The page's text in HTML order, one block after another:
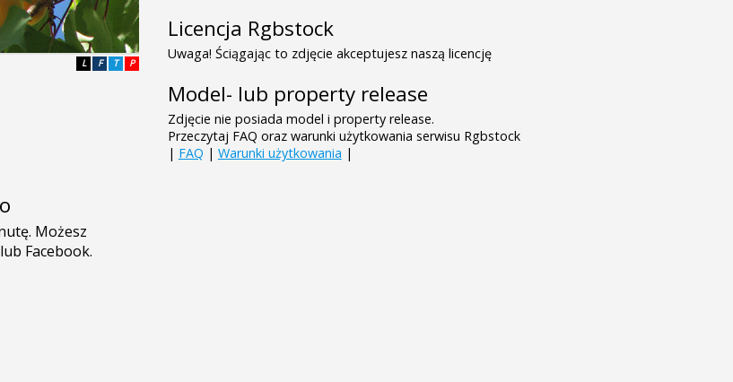
P
T
F
L
Licencja Rgbstock
Uwaga! Ściągając to zdjęcie akceptujesz naszą licencję
Model- lub property release
Zdjęcie nie posiada model i property release.
Przeczytaj FAQ oraz warunki użytkowania serwisu Rgbstock
| FAQ | Warunki użytkowania |